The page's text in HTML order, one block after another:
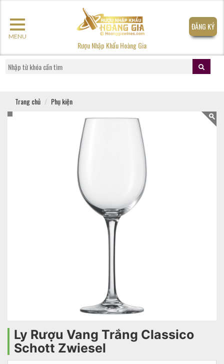
MENU
Rượu Nhập Khẩu Hoàng Gia
ĐĂNG KÝ
Trang chủ Phụ kiện
Ly Rượu Vang Trắng Classico
Schott Zwiesel